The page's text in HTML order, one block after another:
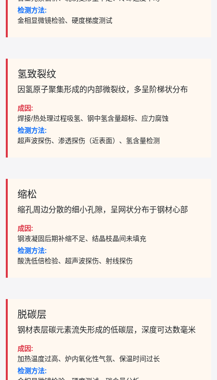
检测方法:
金相显微镜检验、硬度梯度测试
氢致裂纹
因氢原子聚集形成的内部微裂纹，多呈阶梯状分布
成因:
焊接/热处理过程吸氢、钢中氢含量超标、应力腐蚀
检测方法:
超声波探伤、渗透探伤（近表面）、氢含量检测
缩松
缩孔周边分散的细小孔隙，呈网状分布于钢材心部
成因:
钢液凝固后期补缩不足、结晶枝晶间未填充
检测方法:
酸洗低倍检验、超声波探伤、射线探伤
脱碳层
钢材表层碳元素流失形成的低碳层，深度可达数毫米
成因:
加热温度过高、炉内氧化性气氛、保温时间过长
检测方法: